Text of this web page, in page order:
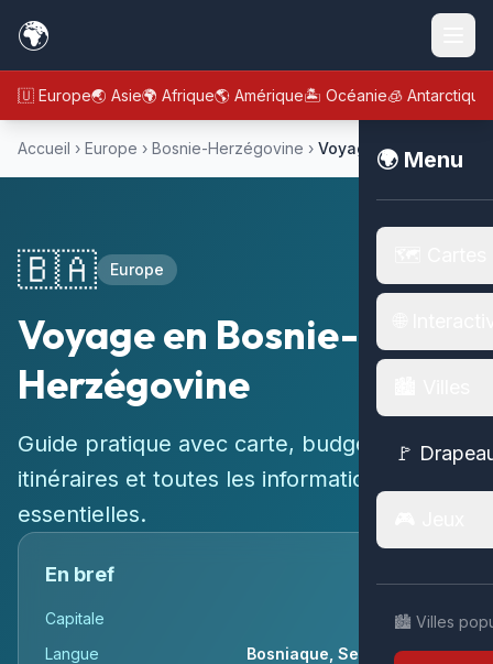
🌍
🇪🇺 Europe🌏 Asie🌍 Afrique🌎 Amérique🏝️ Océanie🧊 Antarctique
🌍 Menu
🚩
🏙️ Villes
Accueil › Europe › Bosnie-Herzégovine › Voyage
🇧🇦 Europe
Voyage en Bosnie-
Herzégovine
Guide pratique avec carte, budget,
itinéraires et toutes les informations
essentielles.
En bref
Capitale
Sarajevo
Langue
Bosniaque, Serbe, Croate